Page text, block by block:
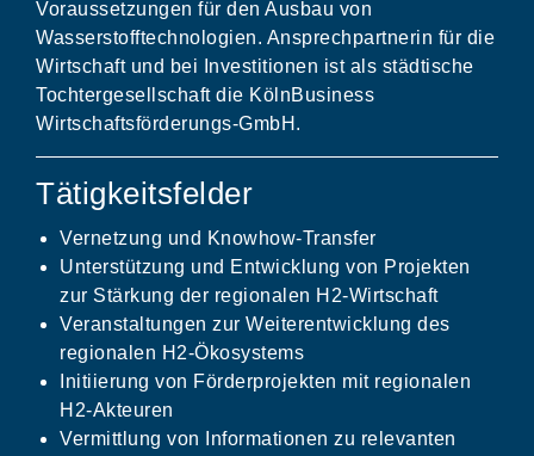
Voraussetzungen für den Ausbau von
Wasserstofftechnologien. Ansprechpartnerin für die
Wirtschaft und bei Investitionen ist als städtische
Tochtergesellschaft die KölnBusiness
Wirtschaftsförderungs-GmbH.
Tätigkeitsfelder
Vernetzung und Knowhow-Transfer
Unterstützung und Entwicklung von Projekten
zur Stärkung der regionalen H2-Wirtschaft
Veranstaltungen zur Weiterentwicklung des
regionalen H2-Ökosystems
Initiierung von Förderprojekten mit regionalen
H2-Akteuren
Vermittlung von Informationen zu relevanten